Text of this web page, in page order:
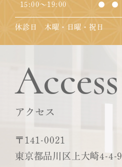
15:00～19:00
● ●
休診日 木曜・日曜・祝日
Access
アクセス
〒141-0021
東京都品川区上大崎4-4-9